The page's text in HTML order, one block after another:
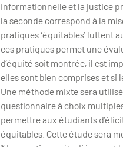
informationnelle et la justice
la seconde correspond à la
pratiques ‘équitables’ luttent
ces pratiques permet une
d’équité soit montrée, il est
elles sont bien comprises et
Une méthode mixte sera
questionnaire à choix
permettre aux étudiants
équitables. Cette étude sera